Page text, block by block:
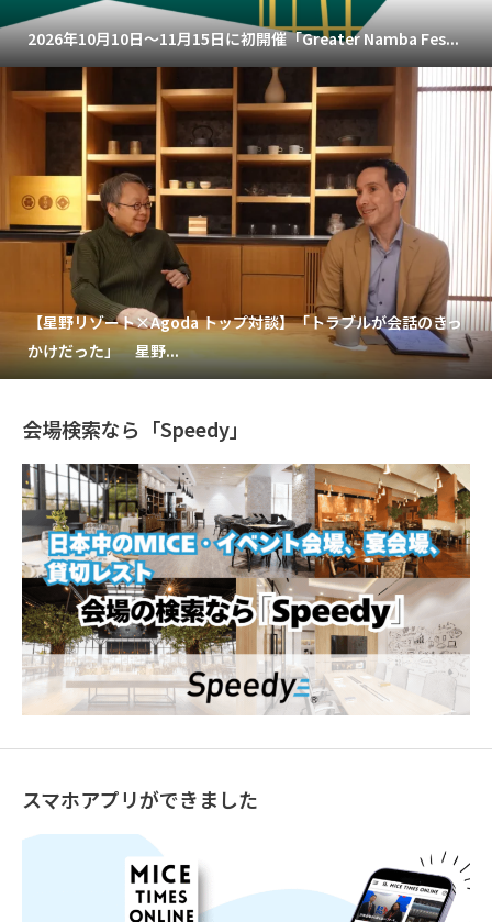
2026年10月10日～11月15日に初開催「Greater Namba Fes...
【星野リゾート×Agoda トップ対談】「トラブルが会話のきっ
かけだった」 星野...
会場検索なら「Speedy」
スマホアプリができました